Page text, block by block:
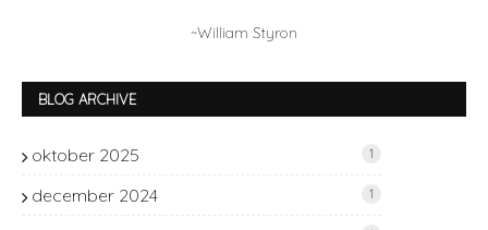
~William Styron
BLOG ARCHIVE
oktober 2025 1
december 2024 1